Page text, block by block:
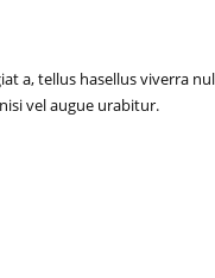
a, tellus hasellus viverra
vel augue urabitur.